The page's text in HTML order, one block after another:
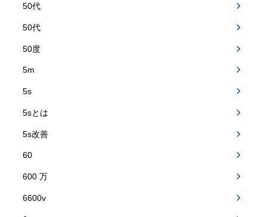
50代
50代
50度
5m
5s
5sとは
5s改善
60
600 万
6600v